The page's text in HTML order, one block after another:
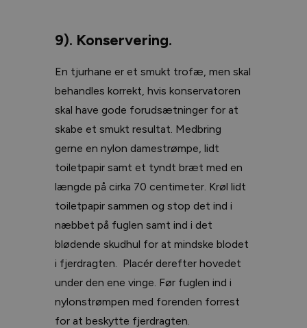
9). Konservering.
En tjurhane er et smukt trofæ, men skal
behandles korrekt, hvis konservatoren
skal have gode forudsætninger for at
skabe et smukt resultat. Medbring
gerne en nylon damestrømpe, lidt
toiletpapir samt et tyndt bræt med en
længde på cirka 70 centimeter. Krøl lidt
toiletpapir sammen og stop det ind i
næbbet på fuglen samt ind i det
blødende skudhul for at mindske blodet
i fjerdragten. Placér derefter hovedet
under den ene vinge. Før fuglen ind i
nylonstrømpen med forenden forrest
for at beskytte fjerdragten.